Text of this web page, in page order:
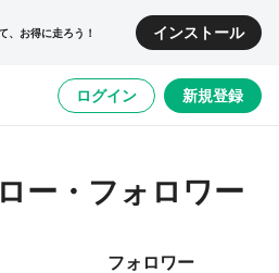
、お得に走ろう！ インストール
ログイン 新規登録
ー・フォロワー
フォロワー